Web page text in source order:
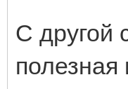
С другой